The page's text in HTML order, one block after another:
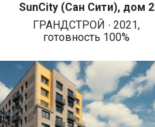
SunCity (Сан Сити), дом 2
ГРАНДСТРОЙ ∙ 2021,
готовность 100%